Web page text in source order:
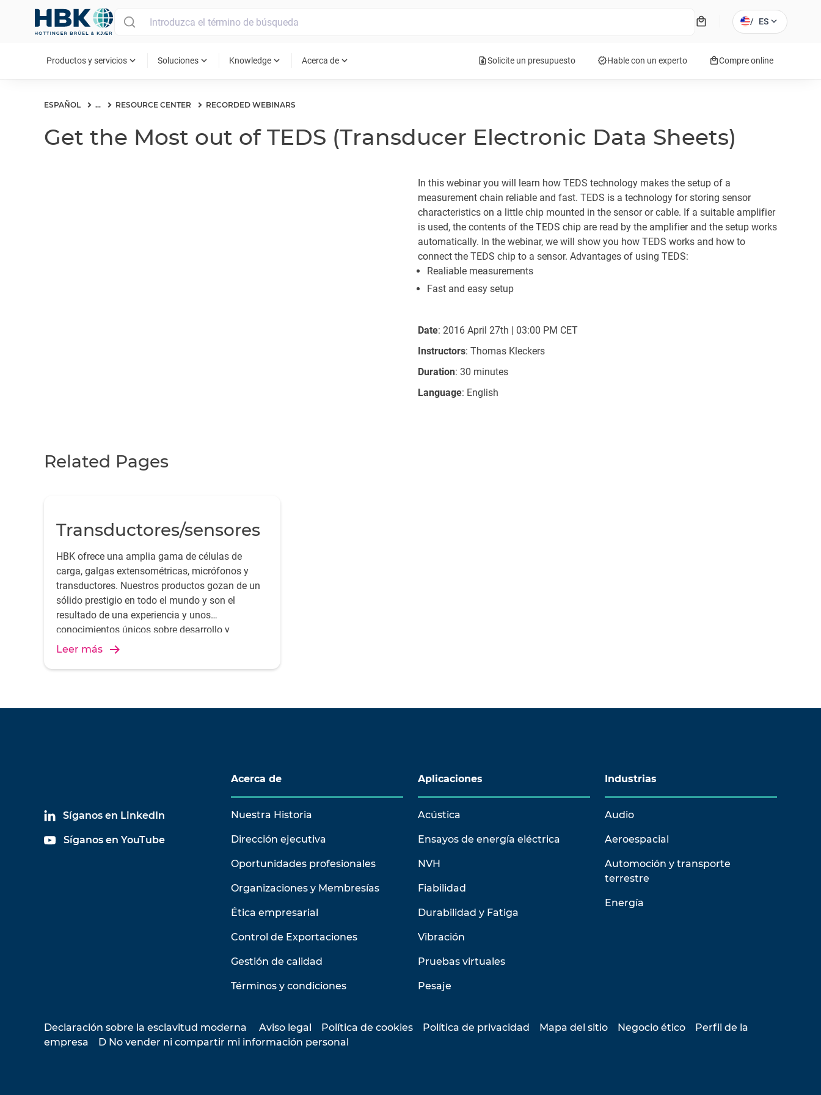
local_mall / ES expand_more
Productos y servicios expand_more Soluciones expand_more Knowledge expand_more Acerca de expand_more request_quoteSolicite un presupuesto verifiedHable con un experto local_mallCompre online
ESPAÑOL ... RESOURCE CENTER RECORDED WEBINARS
Get the Most out of TEDS (Transducer Electronic Data Sheets)
In this webinar you will learn how TEDS technology makes the setup of a
measurement chain reliable and fast. TEDS is a technology for storing sensor
characteristics on a little chip mounted in the sensor or cable. If a suitable amplifier
is used, the contents of the TEDS chip are read by the amplifier and the setup works
automatically. In the webinar, we will show you how TEDS works and how to
connect the TEDS chip to a sensor. Advantages of using TEDS:
Realiable measurements
Fast and easy setup
Date: 2016 April 27th | 03:00 PM CET
Instructors: Thomas Kleckers
Duration: 30 minutes
Language: English
Related Pages
Transductores/sensores
HBK ofrece una amplia gama de células de
carga, galgas extensométricas, micrófonos y
transductores. Nuestros productos gozan de un
sólido prestigio en todo el mundo y son el
resultado de una experiencia y unos
conocimientos únicos sobre desarrollo y
producción. Descubra todas nuestras soluciones
Leer más
Síganos en LinkedIn
Síganos en YouTube
Acerca de
Nuestra Historia
Dirección ejecutiva
Oportunidades profesionales
Organizaciones y Membresías
Ética empresarial
Control de Exportaciones
Gestión de calidad
Términos y condiciones
Aplicaciones
Acústica
Ensayos de energía eléctrica
NVH
Fiabilidad
Durabilidad y Fatiga
Vibración
Pruebas virtuales
Pesaje
Industrias
Audio
Aeroespacial
Automoción y transporte
terrestre
Energía
Declaración sobre la esclavitud moderna Aviso legal Política de cookies Política de privacidad Mapa del sitio Negocio ético
Perfil de la
empresa
D No vender ni compartir mi información personal